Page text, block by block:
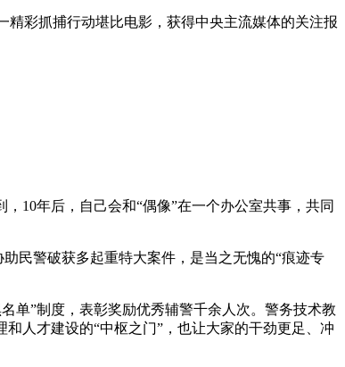
彩抓捕行动堪比电影，获得中央主流媒体的关注报
10年后，自己会和“偶像”在一个办公室共事，共同
民警破获多起重特大案件，是当之无愧的“痕迹专
单”制度，表彰奖励优秀辅警千余人次。警务技术教
人才建设的“中枢之门”，也让大家的干劲更足、冲